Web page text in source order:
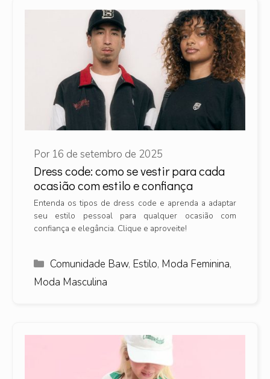
Dress code: como se vestir para cada
ocasião com estilo e confiança
Por 16 de setembro de 2025
Entenda os tipos de dress code e aprenda a adaptar
seu estilo pessoal para qualquer ocasião com
confiança e elegância. Clique e aproveite!
Categorias
Comunidade Baw, Estilo, Moda Feminina,
Moda Masculina